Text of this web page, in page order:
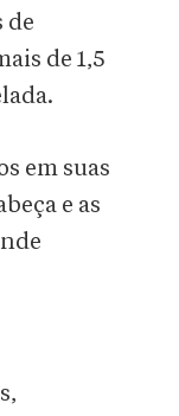
de
de 1,5
em suas
e as